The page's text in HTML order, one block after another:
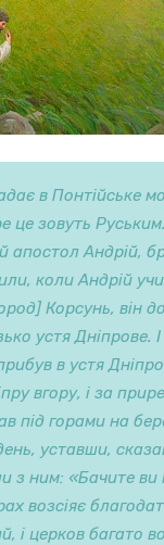
в Понтійське
це зовуть
апостол Андрій,
коли Андрій
Корсунь, він
устя Дніпрове. І
в устя
вгору, і за
під горами на
уставши,
з ним: «Бачите ви
возсіяє
і церков багато